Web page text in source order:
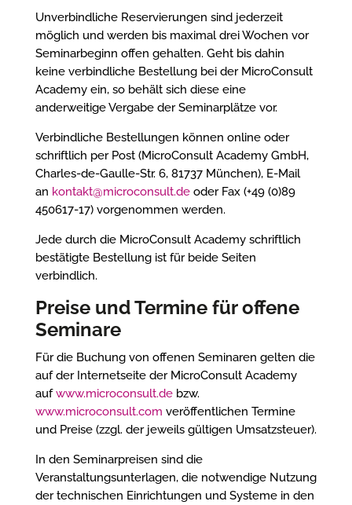
Unverbindliche Reservierungen sind jederzeit
möglich und werden bis maximal drei Wochen vor
Seminarbeginn offen gehalten. Geht bis dahin
keine verbindliche Bestellung bei der MicroConsult
Academy ein, so behält sich diese eine
anderweitige Vergabe der Seminarplätze vor.
Verbindliche Bestellungen können online oder
schriftlich per Post (MicroConsult Academy GmbH,
Charles-de-Gaulle-Str. 6, 81737 München), E-Mail
an kontakt@microconsult.deoder Fax (+49 (0)89
450617-17) vorgenommen werden.
Jede durch die MicroConsult Academy schriftlich
bestätigte Bestellung ist für beide Seiten
verbindlich.
Preise und Termine für offene
Seminare
Für die Buchung von offenen Seminaren gelten die
auf der Internetseite der MicroConsult Academy
aufwww.microconsult.debzw.
www.microconsult.com veröffentlichen Termine
und Preise (zzgl. der jeweils gültigen Umsatzsteuer).
In den Seminarpreisen sind die
Veranstaltungsunterlagen, die notwendige Nutzung
der technischen Einrichtungen und Systeme in den